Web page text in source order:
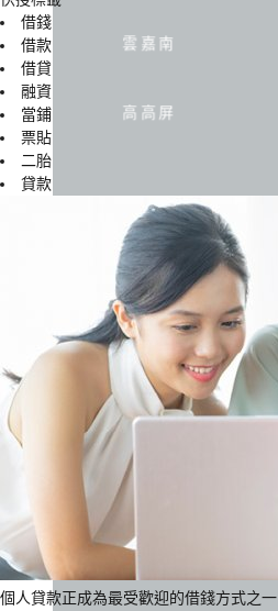
雲嘉南
高高屏
借錢
借款
借貸
融資
當鋪
票貼
二胎
貸款
個人貸款正成為最受歡迎的借錢方式之一